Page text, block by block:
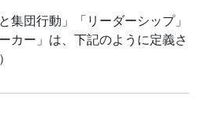
集団行動」「リーダーシップ」
カー」は、下記のように定義さ